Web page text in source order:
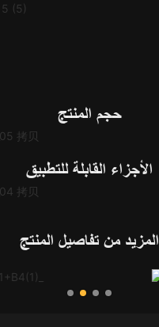
حجم المنتج
الأجزاء القابلة للتطبيق
المزيد من تفاصيل المنتج